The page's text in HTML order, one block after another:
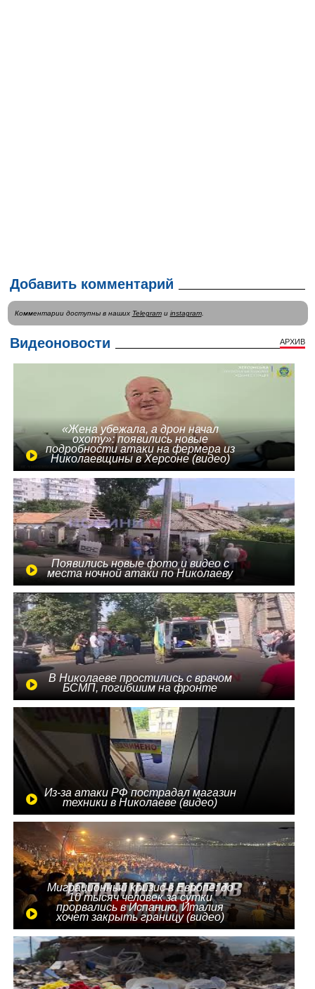
Добавить комментарий
Комментарии доступны в наших Telegramи instagram.
Видеоновости АРХИВ
«Жена убежала, а дрон начал
охоту»: появились новые
подробности атаки на фермера из
Николаевщины в Херсоне (видео)
Появились новые фото и видео с
места ночной атаки по Николаеву
В Николаеве простились с врачом
БСМП, погибшим на фронте
Из-за атаки РФ пострадал магазин
техники в Николаеве (видео)
Миграционный кризис в Европе: до
10 тысяч человек за сутки
прорвались в Испанию, Италия
хочет закрыть границу (видео)